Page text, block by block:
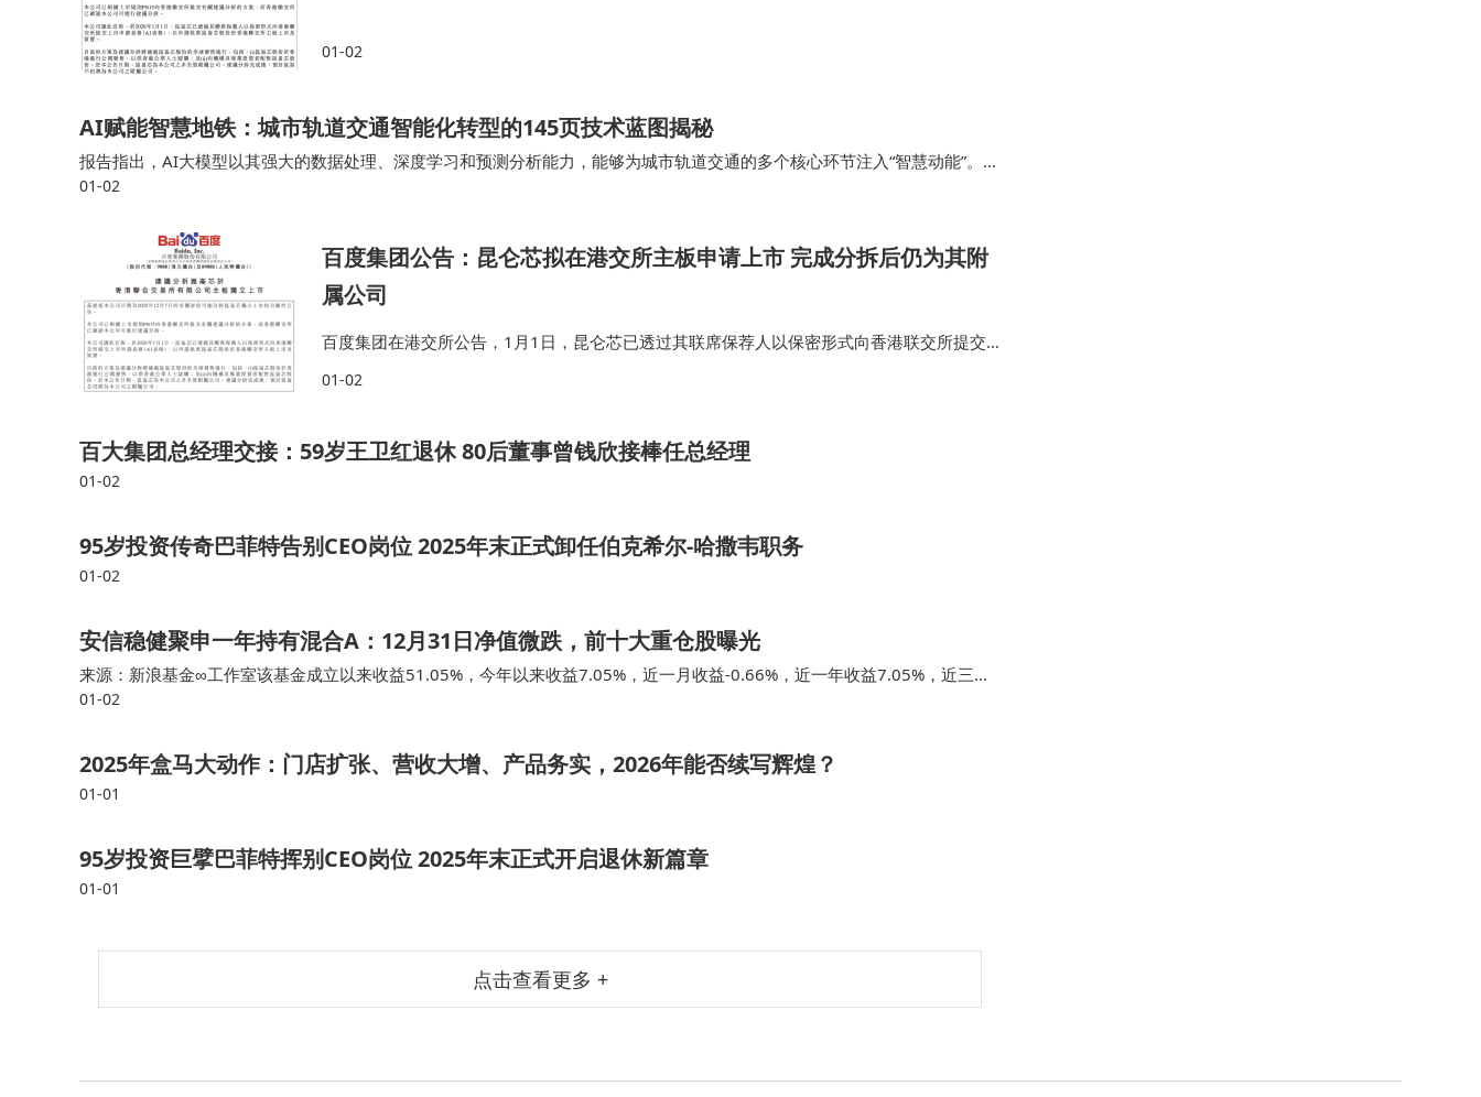
01-02
AI赋能智慧地铁：城市轨道交通智能化转型的145页技术蓝图揭秘
报告指出，AI大模型以其强大的数据处理、深度学习和预测分析能力，能够为城市轨道交通的多个核心环节注入“智慧动能”。
可以预见，随着AI大模型技术不断落地深耕，我们的城市轨道交通将不再仅是交通工具，更将成为高…
01-02
百度集团公告：昆仑芯拟在港交所主板申请上市 完成分拆后仍为其附
属公司
百度集团在港交所公告，1月1日，昆仑芯已透过其联席保荐人以保密形式向香港联交所提交
上市申请表格（A1表格），以申请批准昆仑芯股份于香港联交所主板上市及买卖。 目前的方
01-02
百大集团总经理交接：59岁王卫红退休 80后董事曾钱欣接棒任总经理
01-02
95岁投资传奇巴菲特告别CEO岗位 2025年末正式卸任伯克希尔-哈撒韦职务
01-02
安信稳健聚申一年持有混合A：12月31日净值微跌，前十大重仓股曝光
来源：新浪基金∞工作室该基金成立以来收益51.05%，今年以来收益7.05%，近一月收益-0.66%，近一年收益7.05%，近三年
收益22.38%。黄琬舒自2025年7月15日管理（或拟管理）该基金，任职期内…
01-02
2025年盒马大动作：门店扩张、营收大增、产品务实，2026年能否续写辉煌？
01-01
95岁投资巨擘巴菲特挥别CEO岗位 2025年末正式开启退休新篇章
01-01
点击查看更多 +